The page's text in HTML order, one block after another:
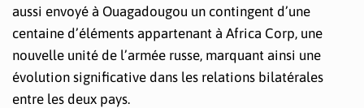
aussi envoyé à Ouagadougou un contingent d’une
centaine d’éléments appartenant à Africa Corp, une
nouvelle unité de l’armée russe, marquant ainsi une
évolution significative dans les relations bilatérales
entre les deux pays.